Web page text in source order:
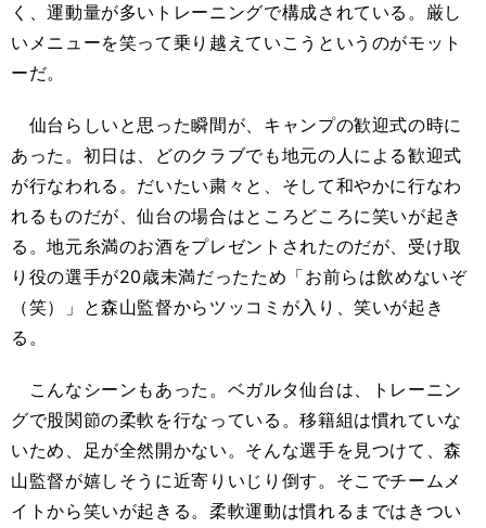
く、運動量が多いトレーニングで構成されている。厳し
いメニューを笑って乗り越えていこうというのがモット
ーだ。
仙台らしいと思った瞬間が、キャンプの歓迎式の時に
あった。初日は、どのクラブでも地元の人による歓迎式
が行なわれる。だいたい粛々と、そして和やかに行なわ
れるものだが、仙台の場合はところどころに笑いが起き
る。地元糸満のお酒をプレゼントされたのだが、受け取
り役の選手が20歳未満だったため「お前らは飲めないぞ
（笑）」と森山監督からツッコミが入り、笑いが起き
る。
こんなシーンもあった。ベガルタ仙台は、トレーニン
グで股関節の柔軟を行なっている。移籍組は慣れていな
いため、足が全然開かない。そんな選手を見つけて、森
山監督が嬉しそうに近寄りいじり倒す。そこでチームメ
イトから笑いが起きる。柔軟運動は慣れるまではきつい